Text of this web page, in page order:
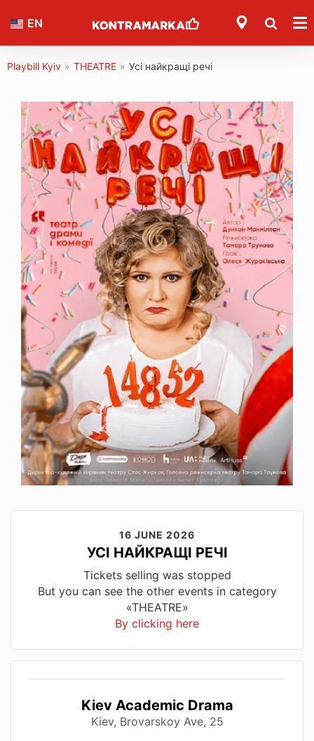
EN
Playbill Kyiv » THEATRE » Усі найкращі речі
16 JUNE 2026
УСІ НАЙКРАЩІ РЕЧІ
Tickets selling was stopped
But you can see the other events in category
«THEATRE»
By clicking here
Kiev Academic Drama
Kiev, Brovarskoy Ave, 25